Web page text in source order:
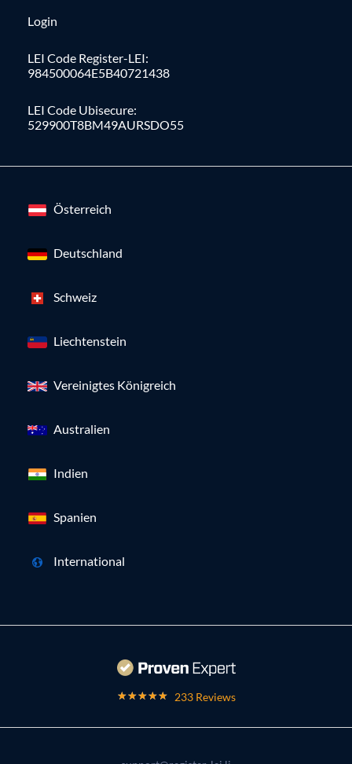
Login
LEI Code Register-LEI:
984500064E5B40721438
LEI Code Ubisecure:
529900T8BM49AURSDO55
Österreich
Deutschland
Schweiz
Liechtenstein
Vereinigtes Königreich
Australien
Indien
Spanien
International
233 Reviews